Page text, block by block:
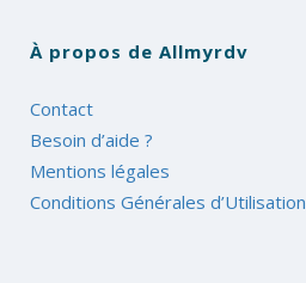
À propos de Allmyrdv
Contact
Besoin d’aide ?
Mentions légales
Conditions Générales d’Utilisation